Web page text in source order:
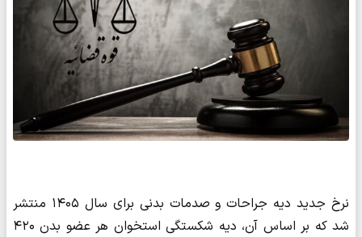
نرخ جدید دیه جراحات و صدمات بدنی برای سال ۱۴۰۵ منتشر
شد که بر اساس آن، دیه شکستگی استخوان هر عضو بدن ۴۲۰